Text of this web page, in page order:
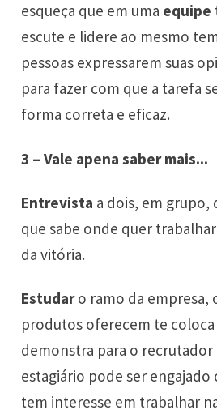
esqueça que em uma equipe
escute e lidere ao mesmo
pessoas expressarem suas
para fazer com que a tarefa
forma correta e eficaz.
3 – Vale apena saber mais...
Entrevista a dois, em grupo,
que sabe onde quer
da vitória.
Estudaro ramo da empresa,
produtos oferecem te
demonstra para o recrutador
estagiário pode ser engajado
tem interesse em trabalhar